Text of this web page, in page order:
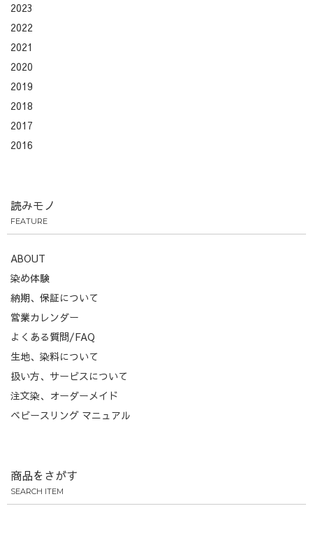
2023
2022
2021
2020
2019
2018
2017
2016
読みモノ
FEATURE
ABOUT
染め体験
納期、保証について
営業カレンダー
よくある質問/FAQ
生地、染料について
扱い方、サービスについて
注文染、オーダーメイド
ベビースリング マニュアル
商品をさがす
SEARCH ITEM